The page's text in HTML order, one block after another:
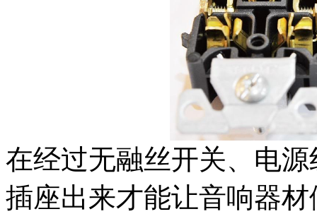
在经过无融丝开关、电
插座出来才能让音响器